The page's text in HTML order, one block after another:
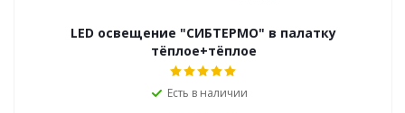
LED освещение "СИБТЕРМО" в палатку
тёплое+тёплое
Есть в наличии